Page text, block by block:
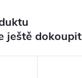
ještě dokoupit